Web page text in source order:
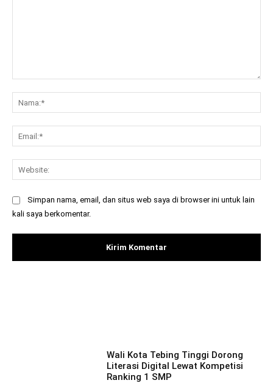
Simpan nama, email, dan situs web saya di browser ini untuk lain
kali saya berkomentar.
Wali Kota Tebing Tinggi Dorong
Literasi Digital Lewat Kompetisi
Ranking 1 SMP